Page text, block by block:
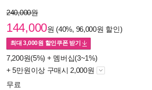
240,000원
144,000원 (40%, 96,000원 할인)
최대3,000원 할인쿠폰 받기
7,200원(5%) + 멤버십(3~1%)
+ 5만원이상 구매시 2,000원
무료